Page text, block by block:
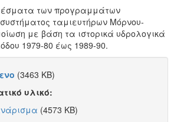
των προγραμμάτων
ταμιευτήρων Μόρνου-
με βάση τα ιστορικά υδρολογικά
1979-80 έως 1989-90.
(3463 KB)
υλικό:
(4573 KB)